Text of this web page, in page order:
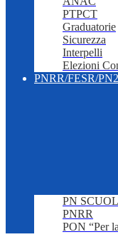
PTPCT
Graduatorie
Sicurezza
Interpelli
Elezioni
PNRR/FESR/
PN
PNRR
PON “Per